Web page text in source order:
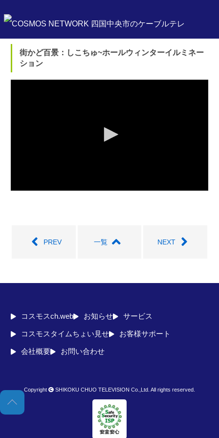
街かど百景：しこちゅ~ホールウィンターイルミネー
ション
PREV 一覧 NEXT
コスモスch.web お知らせ サービス
コスモスタイムちょい見せ お客様サポート
会社概要 お問い合わせ
Copyright SHIKOKU CHUO TELEVISION Co.,Ltd. All rights reserved.